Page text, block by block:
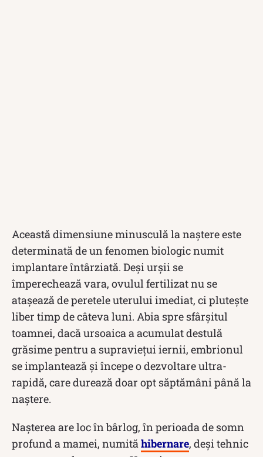
Această dimensiune minusculă la naștere este
determinată de un fenomen biologic numit
implantare întârziată. Deși urșii se
împerechează vara, ovulul fertilizat nu se
atașează de peretele uterului imediat, ci plutește
liber timp de câteva luni. Abia spre sfârșitul
toamnei, dacă ursoaica a acumulat destulă
grăsime pentru a supraviețui iernii, embrionul
se implantează și începe o dezvoltare ultra-
rapidă, care durează doar opt săptămâni până la
naștere.
Nașterea are loc în bârlog, în perioada de somn
profund a mamei, numită hibernare, deși tehnic